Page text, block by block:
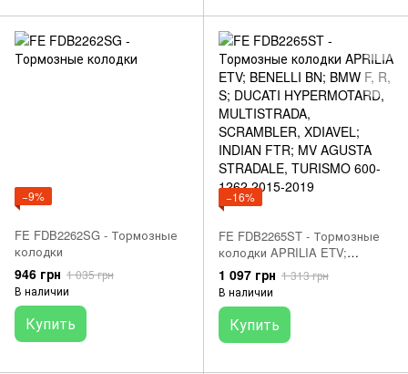
−9%
FE FDB2262SG - Тормозные
колодки
946 грн 1 035 грн
В наличии
Купить
−16%
FE FDB2265ST - Тормозные
колодки APRILIA ETV;
BENELLI BN; BMW F, R, S;
DUCATI HYPERMOTARD,
MULTISTRADA, SCRAMBLER,
XDIAVEL; INDIAN FTR; MV
AGUSTA STRADALE,
1 097 грн 1 313 грн
В наличии
Купить